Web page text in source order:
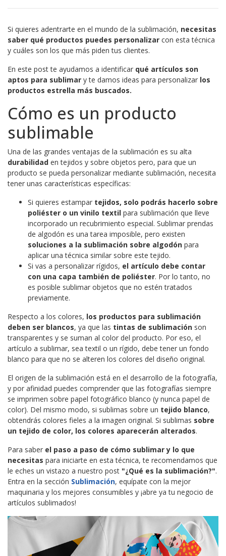
Si quieres adentrarte en el mundo de la sublimación, necesitas
saber qué productos puedes personalizar con esta técnica
y cuáles son los que más piden tus clientes.
En este post te ayudamos a identificar qué artículos son
aptos para sublimar y te damos ideas para personalizar los
productos estrella más buscados.
Cómo es un producto
sublimable
Una de las grandes ventajas de la sublimación es su alta
durabilidad en tejidos y sobre objetos pero, para que un
producto se pueda personalizar mediante sublimación, necesita
tener unas características específicas:
Si quieres estampar tejidos, solo podrás hacerlo sobre
poliéster o un vinilo textil para sublimación que lleve
incorporado un recubrimiento especial. Sublimar prendas
de algodón es una tarea imposible, pero existen
soluciones a la sublimación sobre algodón para
aplicar una técnica similar sobre este tejido.
Si vas a personalizar rígidos, el artículo debe contar
con una capa también de poliéster. Por lo tanto, no
es posible sublimar objetos que no estén tratados
previamente.
Respecto a los colores, los productos para sublimación
deben ser blancos, ya que las tintas de sublimación son
transparentes y se suman al color del producto. Por eso, el
artículo a sublimar, sea textil o un rígido, debe tener un fondo
blanco para que no se alteren los colores del diseño original.
El origen de la sublimación está en el desarrollo de la fotografía,
y por afinidad puedes comprender que las fotografías siempre
se imprimen sobre papel fotográfico blanco (y nunca papel de
color). Del mismo modo, si sublimas sobre un tejido blanco,
obtendrás colores fieles a la imagen original. Si sublimas sobre
un tejido de color, los colores aparecerán alterados.
Para saber el paso a paso de cómo sublimar y lo que
necesitas para iniciarte en esta técnica, te recomendamos que
le eches un vistazo a nuestro post "¿Qué es la sublimación?".
Entra en la sección Sublimación, equípate con la mejor
maquinaria y los mejores consumibles y ¡abre ya tu negocio de
artículos sublimados!